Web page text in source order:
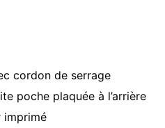
cordon de serrage
poche plaquée à l’arrière
imprimé